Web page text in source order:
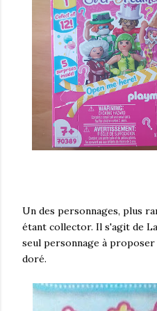
Un des personnages, plus
étant collector. Il s'agit de
seul personnage à
doré.